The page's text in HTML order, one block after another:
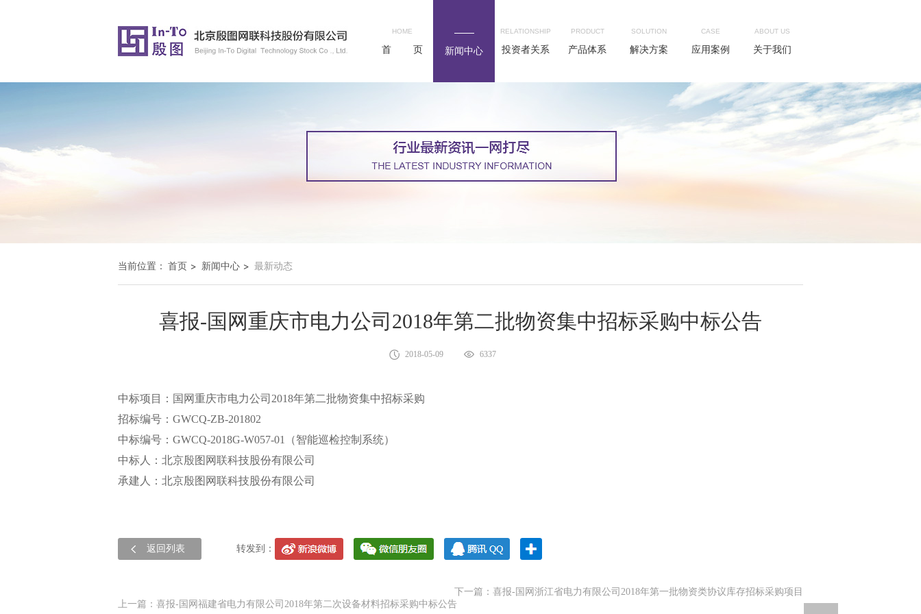
HOME
首 页 新闻中心
RELATIONSHIP
投资者关系
PRODUCT
产品体系
SOLUTION
解决方案
CASE
应用案例
ABOUT US
关于我们
当前位置： 首页 新闻中心 最新动态
喜报-国网重庆市电力公司2018年第二批物资集中招标采购中标公告
2018-05-09 6337
中标项目：国网重庆市电力公司2018年第二批物资集中招标采购
招标编号：GWCQ-ZB-201802
中标编号：GWCQ-2018G-W057-01（智能巡检控制系统）
中标人：北京殷图网联科技股份有限公司
承建人：北京殷图网联科技股份有限公司
返回列表 转发到：
下一篇：喜报-国网浙江省电力有限公司2018年第一批物资类协议库存招标采购项目
上一篇：喜报-国网福建省电力有限公司2018年第二次设备材料招标采购中标公告